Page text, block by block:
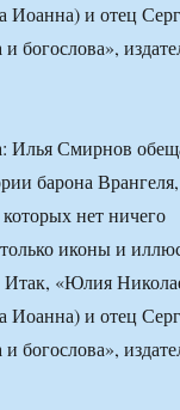
Иоанна) и отец
богослова»,
Илья Смирнов
барона
нет ничего
иконы и
«Юлия
Иоанна) и отец
богослова»,